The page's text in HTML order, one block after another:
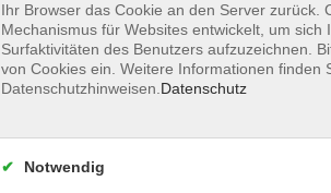
Handwerk &
selbst herstellen
Ihr Browser das Cookie an den Server zurück.
Mechanismus für Websites entwickelt, um
Surfaktivitäten des Benutzers aufzuzeichnen.
von Cookies ein. Weitere Informationen finden
Datenschutzhinweisen. Datenschutz
Notwendig